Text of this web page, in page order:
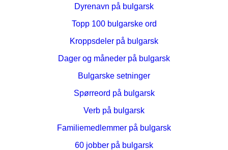
Dyrenavn på bulgarsk
Topp 100 bulgarske ord
Kroppsdeler på bulgarsk
Dager og måneder på bulgarsk
Bulgarske setninger
Spørreord på bulgarsk
Verb på bulgarsk
Familiemedlemmer på bulgarsk
60 jobber på bulgarsk